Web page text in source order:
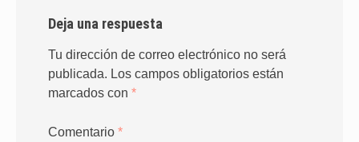
Deja una respuesta
Tu dirección de correo electrónico no será
publicada. Los campos obligatorios están
marcados con *
Comentario *